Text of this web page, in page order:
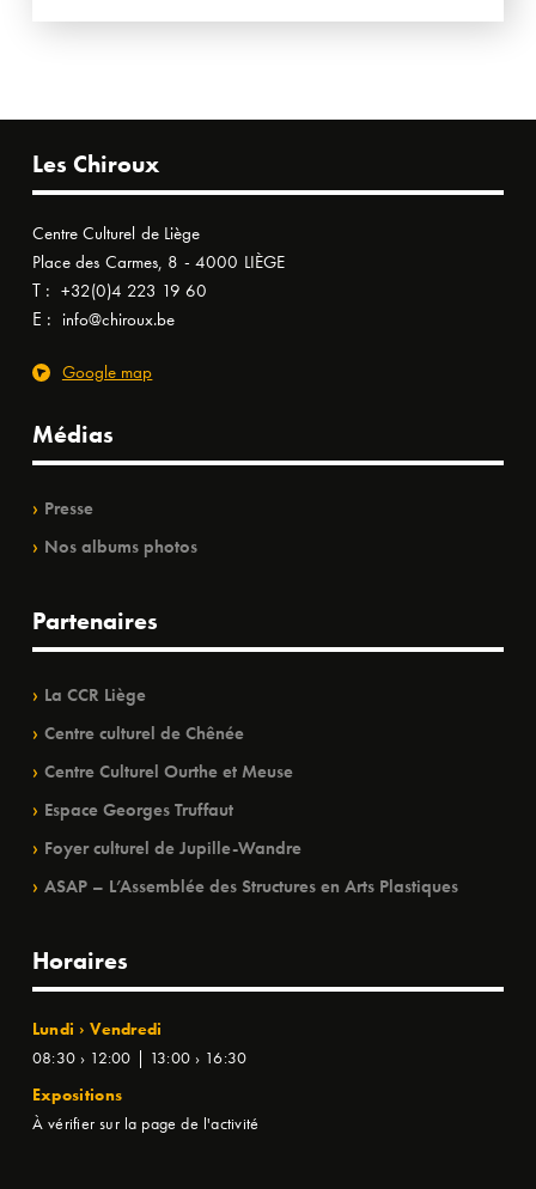
Les Chiroux
Centre Culturel de Liège
Place des Carmes, 8 - 4000 LIÈGE
T : +32(0)4 223 19 60
E : info@chiroux.be
Google map
Médias
Presse
Nos albums photos
Partenaires
La CCR Liège
Centre culturel de Chênée
Centre Culturel Ourthe et Meuse
Espace Georges Truffaut
Foyer culturel de Jupille-Wandre
ASAP – L’Assemblée des Structures en Arts Plastiques
Horaires
Lundi › Vendredi
08:30 › 12:00 | 13:00 › 16:30
Expositions
À vérifier sur la page de l'activité